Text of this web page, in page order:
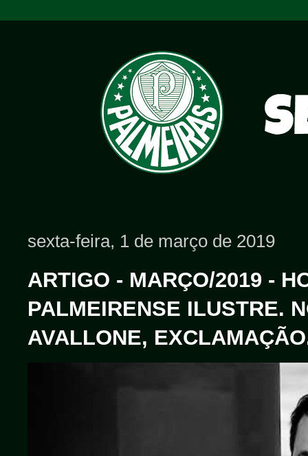
sexta-feira, 1 de março de 2019
ARTIGO - MARÇO/2019 -
PALMEIRENSE ILUSTRE.
AVALLONE,